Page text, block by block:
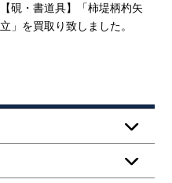
【硯・書道具】「柿堤柄杓矢
立」を買取り致しました。